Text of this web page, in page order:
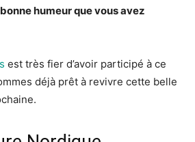
humeur que vous avez
est très fier d’avoir participé à ce
déjà prêt à revivre cette belle